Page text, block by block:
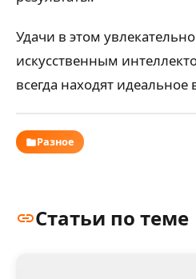
Удачи в этом
искусственным
всегда находят
Разное
Статьи по теме